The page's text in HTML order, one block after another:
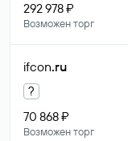
292 978 ₽
Возможен торг
ifcon.ru
?
70 868 ₽
Возможен торг